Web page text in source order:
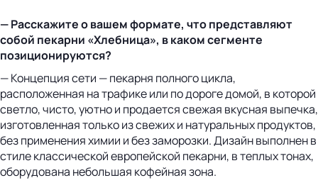
— Расскажите о вашем формате, что представляют
собой пекарни «Хлебница», в каком сегменте
позиционируются?
— Концепция сети — пекарня полного цикла,
расположенная на трафике или по дороге домой, в которой
светло, чисто, уютно и продается свежая вкусная выпечка,
изготовленная только из свежих и натуральных продуктов,
без применения химии и без заморозки. Дизайн выполнен в
стиле классической европейской пекарни, в теплых тонах,
оборудована небольшая кофейная зона.